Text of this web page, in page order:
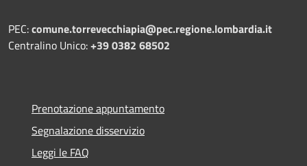
PEC:comune.torrevecchiapia@pec.regione.lombardia.it
Centralino Unico:+39 0382 68502
Prenotazione appuntamento
Segnalazione disservizio
Leggi le FAQ